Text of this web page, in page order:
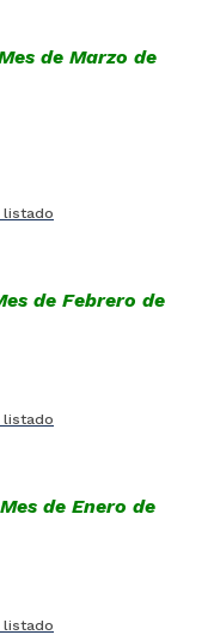
de Marzo de
listado
de Febrero de
listado
de Enero de
listado